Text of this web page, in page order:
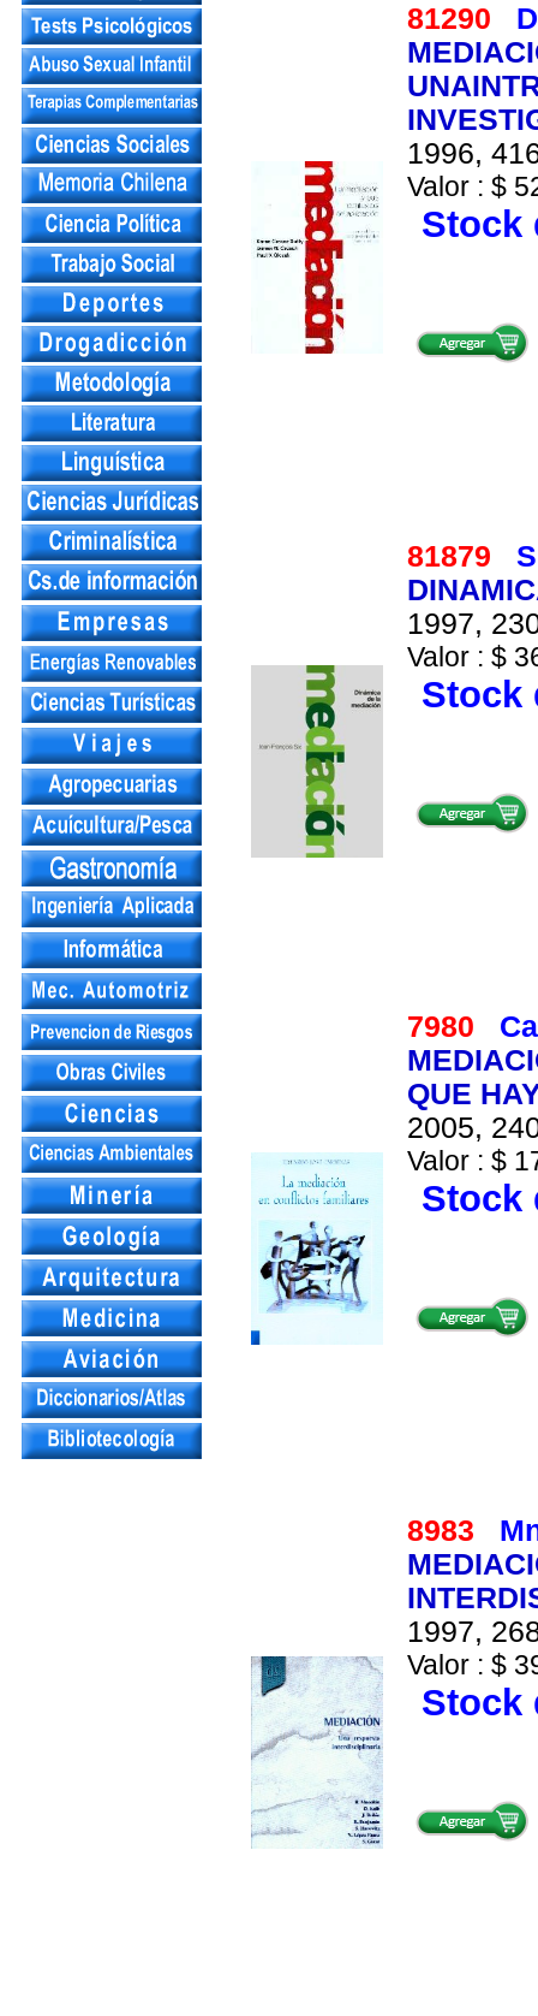
81290
1996,
Valor : $
Stock
81879
1997,
Valor : $
Stock
7980
QUE
2005,
Valor : $
Stock
8983
1997,
Valor : $
Stock